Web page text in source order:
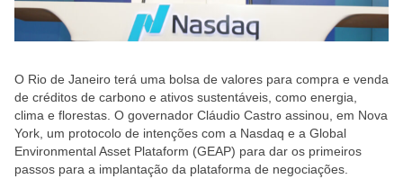
O Rio de Janeiro terá uma bolsa de valores para compra e venda
de créditos de carbono e ativos sustentáveis, como energia,
clima e florestas. O governador Cláudio Castro assinou, em Nova
York, um protocolo de intenções com a Nasdaq e a Global
Environmental Asset Plataform (GEAP) para dar os primeiros
passos para a implantação da plataforma de negociações.